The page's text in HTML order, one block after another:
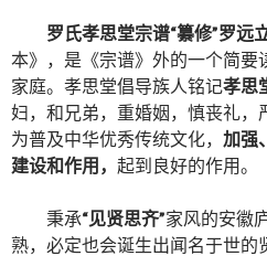
罗氏孝思堂宗谱“纂修”罗远
本》，是《宗谱》外的一个简要
家庭。孝思堂倡导族人铭记孝思
妇，和兄弟，重婚姻，慎丧礼，
为普及中华优秀传统文化， 加强
建设和作用， 起到良好的作用。
秉承“见贤思齐”家风的安徽
熟，必定也会诞生出闻名于世的